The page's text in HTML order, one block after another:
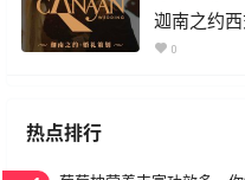
迦南之约
0
热点排行